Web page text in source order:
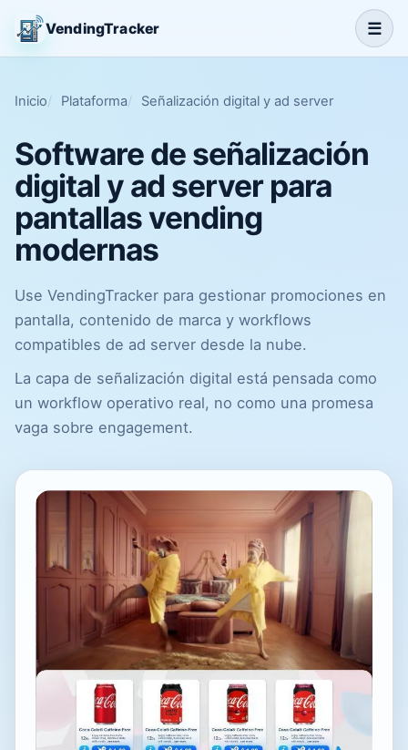
VendingTracker ☰
Inicio Plataforma Señalización digital y ad server
Software de señalización
digital y ad server para
pantallas vending
modernas
Use VendingTracker para gestionar promociones en
pantalla, contenido de marca y workflows
compatibles de ad server desde la nube.
La capa de señalización digital está pensada como
un workflow operativo real, no como una promesa
vaga sobre engagement.